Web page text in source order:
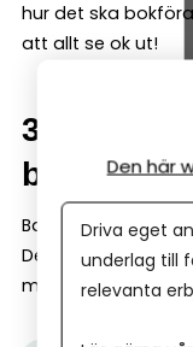
hur det ska
att allt se ok ut!
3. Matcha
Bankhändelser
De flesta program
matchningen enkel.
Den här
Driva eget
underlag till
relevanta